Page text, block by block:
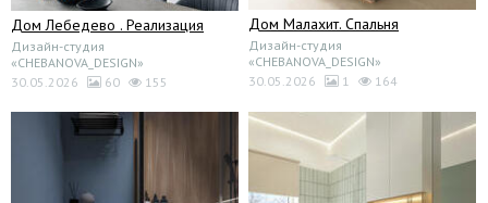
Дом Лебедево . Реализация
Дизайн-студия
«CHEBANOVA_DESIGN»
30.05.2026
60 155
Дом Малахит. Спальня
Дизайн-студия
«CHEBANOVA_DESIGN»
30.05.2026
1 164